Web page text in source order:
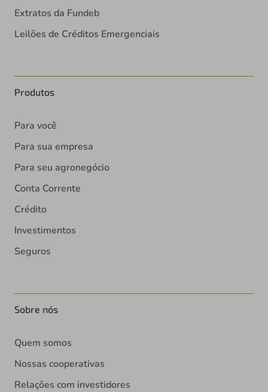
Extratos da Fundeb
Leilões de Créditos Emergenciais
Produtos
Para você
Para sua empresa
Para seu agronegócio
Conta Corrente
Crédito
Investimentos
Seguros
Sobre nós
Quem somos
Nossas cooperativas
Relações com investidores